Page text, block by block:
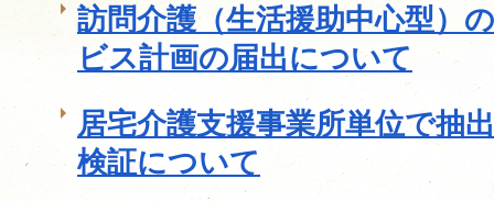
訪問介護（生活援助中心型）
ビス計画の届出について
居宅介護支援事業所単位で抽
検証について